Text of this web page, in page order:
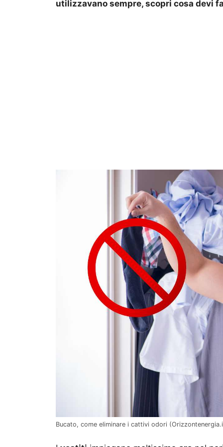
utilizzavano sempre, scopri cosa devi
Bucato, come eliminare i cattivi odori